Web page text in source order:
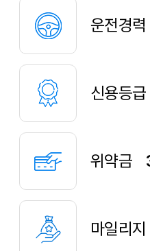
운전경력
신용등급
위약금
마일리